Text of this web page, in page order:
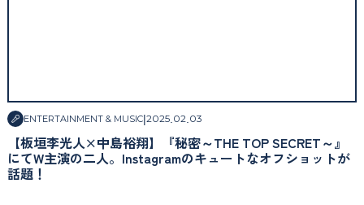
ENTERTAINMENT & MUSIC|2025.02.03
【板垣李光人×中島裕翔】『秘密～THE TOP SECRET～』
にてW主演の二人。Instagramのキュートなオフショットが
話題！